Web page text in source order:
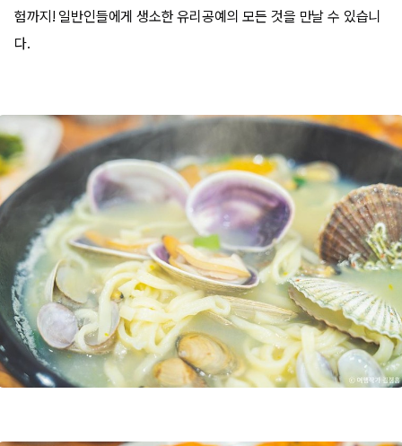
험까지! 일반인들에게 생소한 유리공예의 모든 것을 만날 수 있습니
다.